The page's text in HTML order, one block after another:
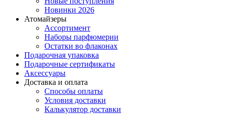
Новинки 2026
Атомайзеры
Ассортимент
Наборы парфюмерии
Остатки во флаконах
Подарочная упаковка
Подарочные сертификаты
Аксессуары
Доставка и оплата
Способы оплаты
Условия доставки
Калькулятор доставки